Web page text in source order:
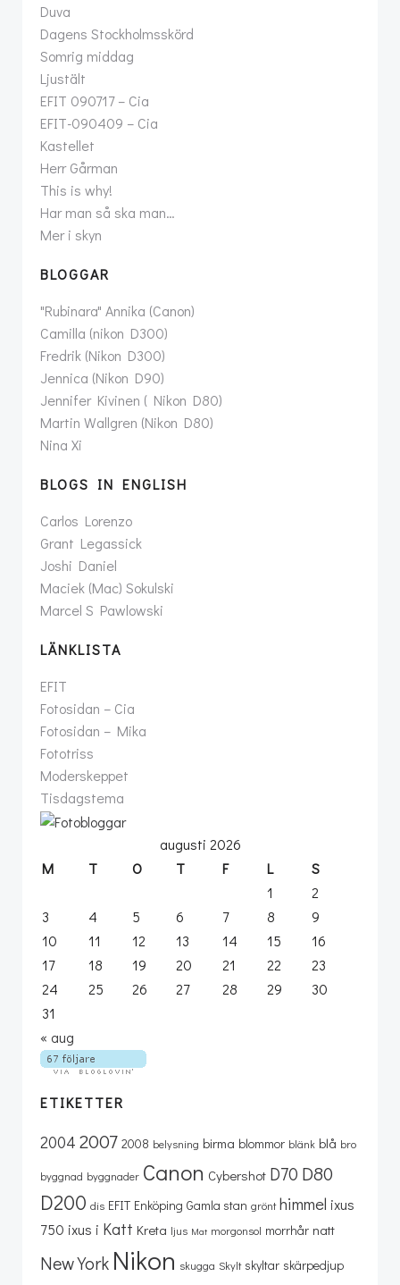
Duva
Dagens Stockholmsskörd
Somrig middag
Ljustält
EFIT 090717 – Cia
EFIT-090409 – Cia
Kastellet
Herr Gårman
This is why!
Har man så ska man…
Mer i skyn
BLOGGAR
"Rubinara" Annika (Canon)
Camilla (nikon D300)
Fredrik (Nikon D300)
Jennica (Nikon D90)
Jennifer Kivinen ( Nikon D80)
Martin Wallgren (Nikon D80)
Nina Xi
BLOGS IN ENGLISH
Carlos Lorenzo
Grant Legassick
Joshi Daniel
Maciek (Mac) Sokulski
Marcel S Pawlowski
LÄNKLISTA
EFIT
Fotosidan – Cia
Fotosidan – Mika
Fototriss
Moderskeppet
Tisdagstema
augusti 2026
M
T O T F L
S
1
2
3
4 5 6 7 8
9
10
11 12 13 14 15
16
17
18 19 20 21 22
23
24
25 26 27 28 29
30
31
« aug
ETIKETTER
2004 2007 2008 belysning birma blommor blänk blå bro
byggnad byggnader Canon Cybershot D70 D80
D200 dis EFIT Enköping Gamla stan grönt himmel ixus
750 ixus i Katt Kreta ljus Mat morgonsol morrhår natt
New York Nikon skugga Skylt skyltar skärpedjup